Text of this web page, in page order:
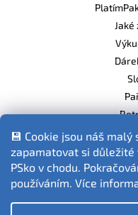
💾 Cookie jsou náš
zapamatovat si
PSko v chodu.
používáním. VíceFotografie